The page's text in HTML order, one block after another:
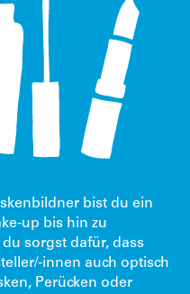
bist du ein
up bis hin zu
sorgst dafür, dass
innen auch optisch
Perücken oder